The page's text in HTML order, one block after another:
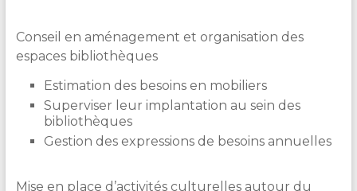
Conseil en aménagement et organisation des
espaces bibliothèques
Estimation des besoins en mobiliers
Superviser leur implantation au sein des
bibliothèques
Gestion des expressions de besoins annuelles
Mise en place d’activités culturelles autour du